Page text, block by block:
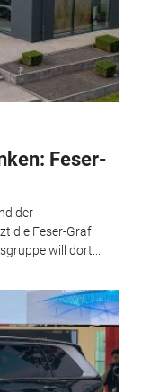
Feser-
der
die Feser-Graf
will dort...